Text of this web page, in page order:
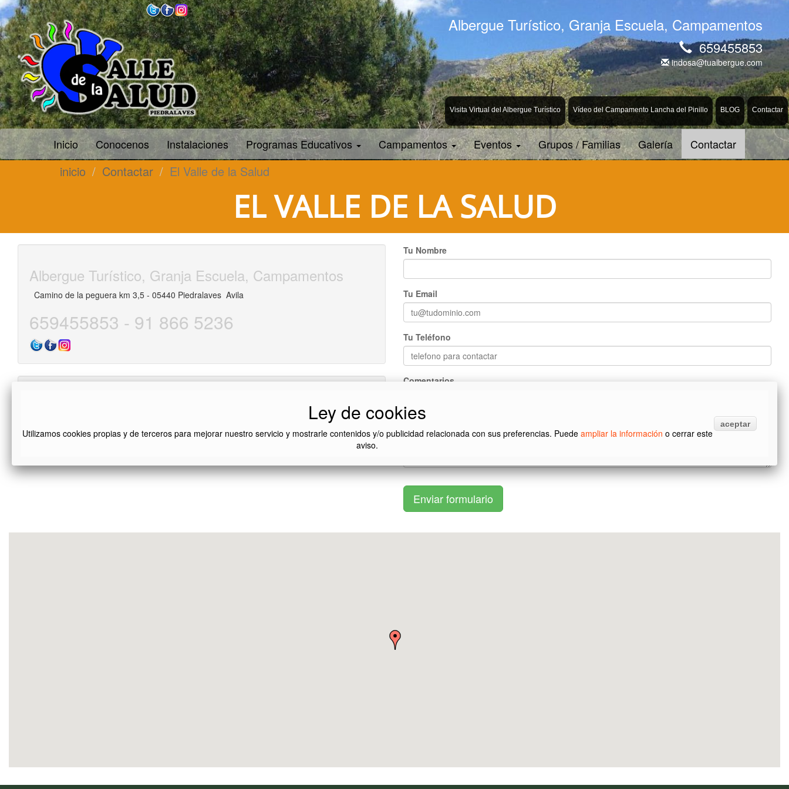
Albergue Turístico, Granja Escuela, Campamentos
659455853
indosa@tualbergue.com
Visita Virtual del Albergue Turístico Vídeo del Campamento Lancha del Pinillo BLOG Contactar
Inicio Conocenos Instalaciones Programas Educativos Campamentos Eventos Grupos / Familias Galería Contactar
inicio Contactar El Valle de la Salud
EL VALLE DE LA SALUD
Albergue Turístico, Granja Escuela, Campamentos
Camino de la peguera km 3,5 - 05440 Piedralaves Avila
659455853 - 91 866 5236
Tu Nombre
Tu Email
Tu Teléfono
Comentarios
Enviar formulario
Ley de cookies
Utilizamos cookies propias y de terceros para mejorar nuestro servicio y mostrarle contenidos y/o publicidad relacionada con sus preferencias. Puede ampliar la información o cerrar este
aviso.
aceptar